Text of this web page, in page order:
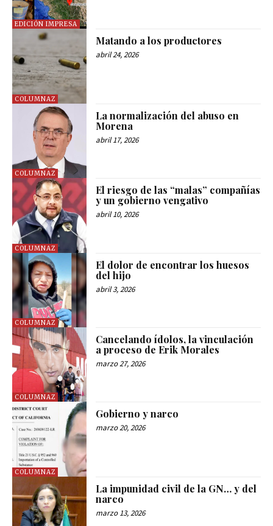
EDICIÓN IMPRESA
COLUMNAZ
Matando a los productores
abril 24, 2026
COLUMNAZ
La normalización del abuso en
Morena
abril 17, 2026
COLUMNAZ
El riesgo de las “malas” compañías
y un gobierno vengativo
abril 10, 2026
COLUMNAZ
El dolor de encontrar los huesos
del hijo
abril 3, 2026
COLUMNAZ
Cancelando ídolos, la vinculación
a proceso de Erik Morales
marzo 27, 2026
COLUMNAZ
Gobierno y narco
marzo 20, 2026
La impunidad civil de la GN… y del
narco
marzo 13, 2026